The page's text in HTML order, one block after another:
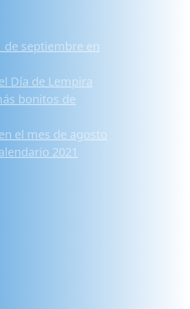
de septiembre en
Día de Lempira
bonitos de
el mes de agosto
2021